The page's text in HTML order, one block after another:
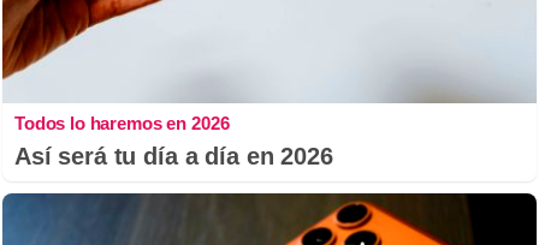
Todos lo haremos en 2026
Así será tu día a día en 2026